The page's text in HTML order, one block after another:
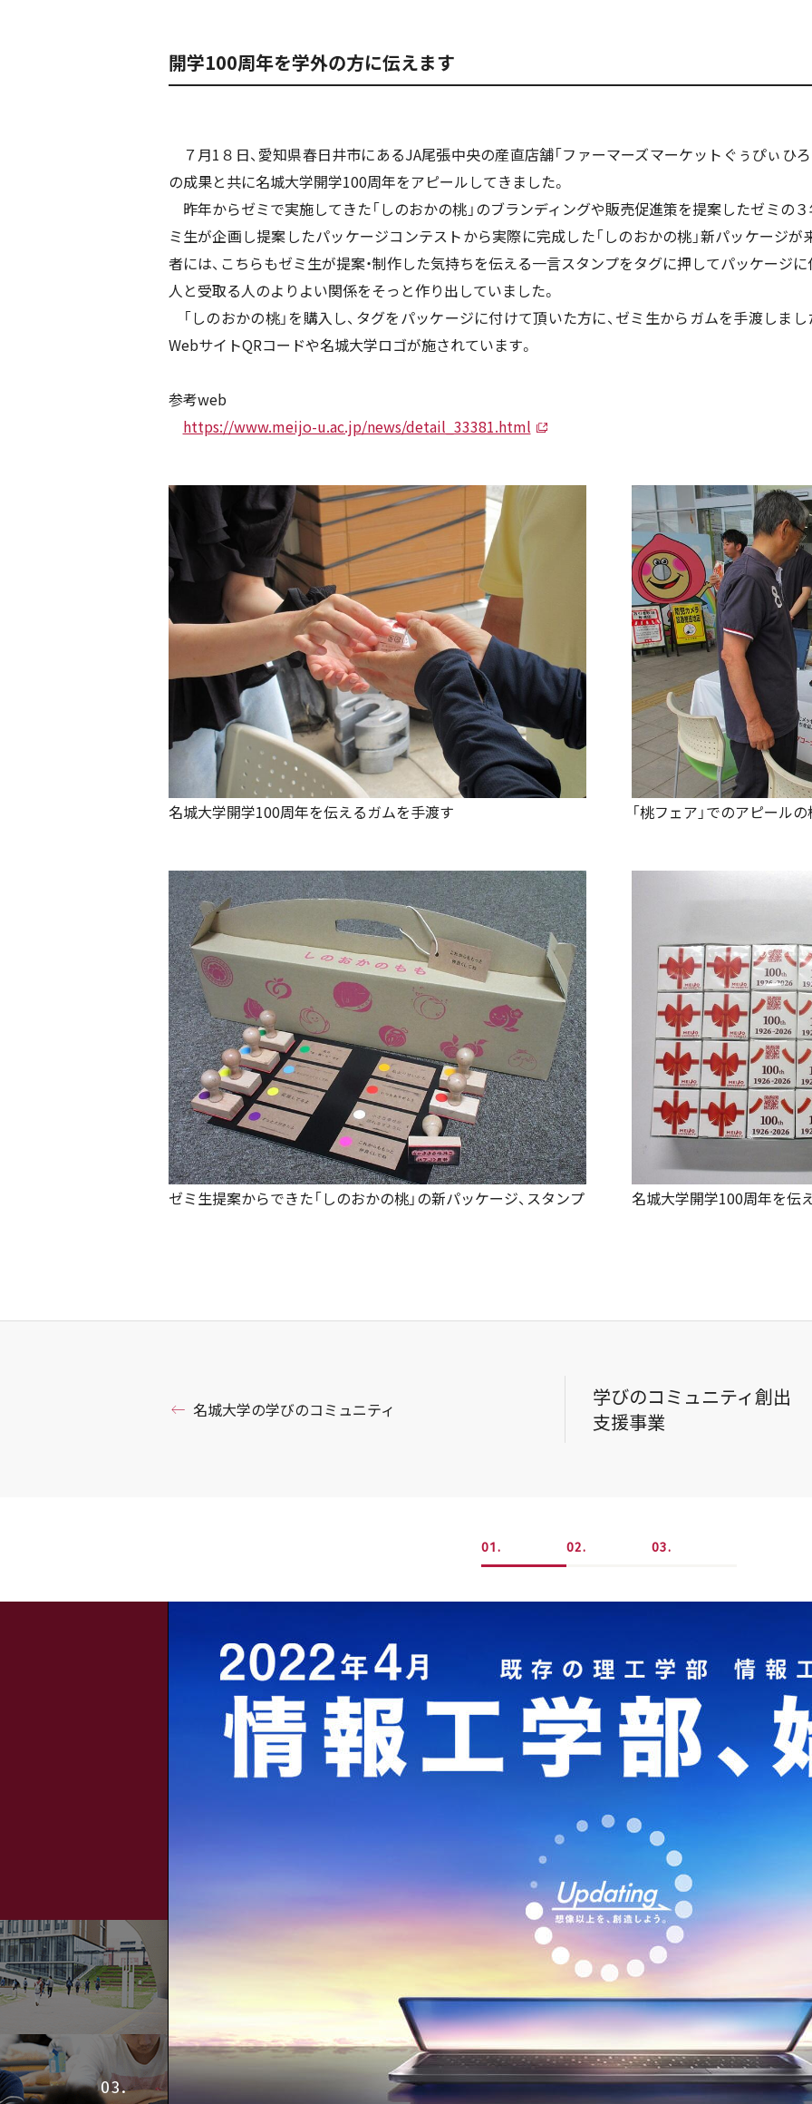
開学100周年を学外の方に伝えます
７月1８日、愛知県春日井市にあるJA尾張中央の産直店舗「ファーマーズマーケットぐぅぴぃひろ
の成果と共に名城大学開学100周年をアピールしてきました。
昨年からゼミで実施してきた「しのおかの桃」のブランディングや販売促進策を提案したゼミの３
ミ生が企画し提案したパッケージコンテストから実際に完成した「しのおかの桃」新パッケージ
者には、こちらもゼミ生が提案・制作した気持ちを伝える一言スタンプをタグに押してパッケージに
人と受取る人のよりよい関係をそっと作り出していました。
「しのおかの桃」を購入し、タグをパッケージに付けて頂いた方に、ゼミ生からガムを手渡しま
WebサイトQRコードや名城大学ロゴが施されています。
参考web
https://www.meijo-u.ac.jp/news/detail_33381.html
名城大学開学100周年を伝えるガムを手渡す 「桃フェア」でのアピール
ゼミ生提案からできた「しのおかの桃」の新パッケージ、スタンプ 名城大学開学100周年を伝
名城大学の学びのコミュニティ
学びのコミュニティ創出
支援事業
1 2 3